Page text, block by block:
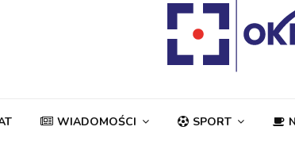
WIADOMOŚCI SPORT